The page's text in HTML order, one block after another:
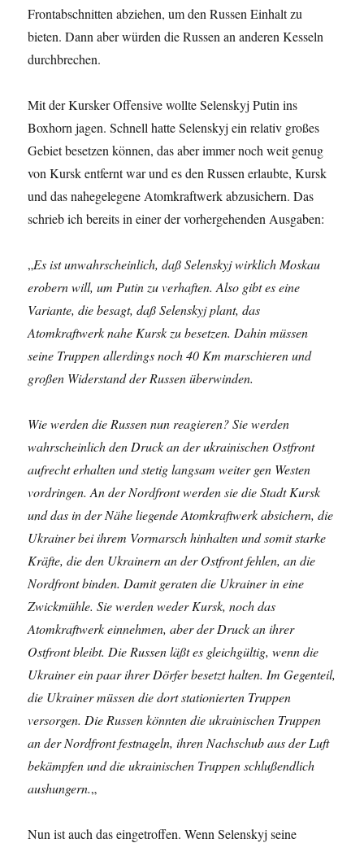
Frontabschnitten abziehen, um den Russen Einhalt zu
bieten. Dann aber würden die Russen an anderen Kesseln
durchbrechen.
Mit der Kursker Offensive wollte Selenskyj Putin ins
Boxhorn jagen. Schnell hatte Selenskyj ein relativ großes
Gebiet besetzen können, das aber immer noch weit genug
von Kursk entfernt war und es den Russen erlaubte, Kursk
und das nahegelegene Atomkraftwerk abzusichern. Das
schrieb ich bereits in einer der vorhergehenden Ausgaben:
„Es ist unwahrscheinlich, daß Selenskyj wirklich Moskau
erobern will, um Putin zu verhaften. Also gibt es eine
Variante, die besagt, daß Selenskyj plant, das
Atomkraftwerk nahe Kursk zu besetzen. Dahin müssen
seine Truppen allerdings noch 40 Km marschieren und
großen Widerstand der Russen überwinden.
Wie werden die Russen nun reagieren? Sie werden
wahrscheinlich den Druck an der ukrainischen Ostfront
aufrecht erhalten und stetig langsam weiter gen Westen
vordringen. An der Nordfront werden sie die Stadt Kursk
und das in der Nähe liegende Atomkraftwerk absichern, die
Ukrainer bei ihrem Vormarsch hinhalten und somit starke
Kräfte, die den Ukrainern an der Ostfront fehlen, an die
Nordfront binden. Damit geraten die Ukrainer in eine
Zwickmühle. Sie werden weder Kursk, noch das
Atomkraftwerk einnehmen, aber der Druck an ihrer
Ostfront bleibt. Die Russen läßt es gleichgültig, wenn die
Ukrainer ein paar ihrer Dörfer besetzt halten. Im Gegenteil,
die Ukrainer müssen die dort stationierten Truppen
versorgen. Die Russen könnten die ukrainischen Truppen
an der Nordfront festnageln, ihren Nachschub aus der Luft
bekämpfen und die ukrainischen Truppen schlußendlich
aushungern.„
Nun ist auch das eingetroffen. Wenn Selenskyj seine